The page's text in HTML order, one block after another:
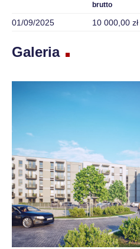
brutto
01/09/2025 10 000,00 zł
Galeria